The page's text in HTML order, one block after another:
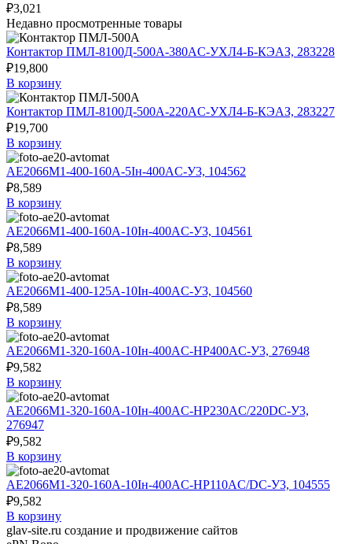
₽3,021
Недавно просмотренные товары
Контактор ПМЛ-8100Д-500А-380AC-УХЛ4-Б-КЭАЗ, 283228
₽19,800
В корзину
Контактор ПМЛ-8100Д-500А-220AC-УХЛ4-Б-КЭАЗ, 283227
₽19,700
В корзину
АЕ2066М1-400-160А-5Iн-400AC-У3, 104562
₽8,589
В корзину
АЕ2066М1-400-160А-10Iн-400AC-У3, 104561
₽8,589
В корзину
АЕ2066М1-400-125А-10Iн-400AC-У3, 104560
₽8,589
В корзину
АЕ2066М1-320-160А-10Iн-400AC-НР400AC-У3, 276948
₽9,582
В корзину
АЕ2066М1-320-160А-10Iн-400AC-НР230AC/220DC-У3,
276947
₽9,582
В корзину
АЕ2066М1-320-160А-10Iн-400AC-НР110AC/DC-У3, 104555
₽9,582
В корзину
glav-site.ru создание и продвижение сайтов